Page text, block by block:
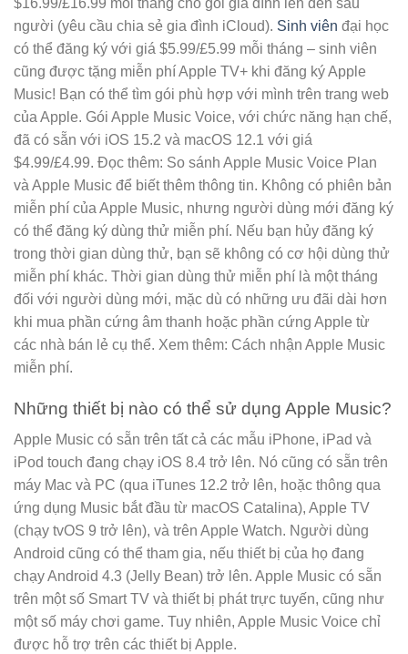
người (yêu cầu chia sẻ gia đình iCloud). Sinh viên đại học
có thể đăng ký với giá $5.99/£5.99 mỗi tháng – sinh viên
cũng được tặng miễn phí Apple TV+ khi đăng ký Apple
Music! Bạn có thể tìm gói phù hợp với mình trên trang web
của Apple. Gói Apple Music Voice, với chức năng hạn chế,
đã có sẵn với iOS 15.2 và macOS 12.1 với giá
$4.99/£4.99. Đọc thêm: So sánh Apple Music Voice Plan
và Apple Music để biết thêm thông tin. Không có phiên bản
miễn phí của Apple Music, nhưng người dùng mới đăng ký
có thể đăng ký dùng thử miễn phí. Nếu bạn hủy đăng ký
trong thời gian dùng thử, bạn sẽ không có cơ hội dùng thử
miễn phí khác. Thời gian dùng thử miễn phí là một tháng
đối với người dùng mới, mặc dù có những ưu đãi dài hơn
khi mua phần cứng âm thanh hoặc phần cứng Apple từ
các nhà bán lẻ cụ thể. Xem thêm: Cách nhận Apple Music
miễn phí.
Những thiết bị nào có thể sử dụng Apple Music?
Apple Music có sẵn trên tất cả các mẫu iPhone, iPad và
iPod touch đang chạy iOS 8.4 trở lên. Nó cũng có sẵn trên
máy Mac và PC (qua iTunes 12.2 trở lên, hoặc thông qua
ứng dụng Music bắt đầu từ macOS Catalina), Apple TV
(chạy tvOS 9 trở lên), và trên Apple Watch. Người dùng
Android cũng có thể tham gia, nếu thiết bị của họ đang
chạy Android 4.3 (Jelly Bean) trở lên. Apple Music có sẵn
trên một số Smart TV và thiết bị phát trực tuyến, cũng như
một số máy chơi game. Tuy nhiên, Apple Music Voice chỉ
được hỗ trợ trên các thiết bị Apple.